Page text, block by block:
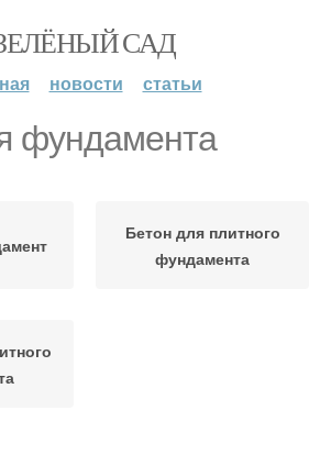
САД
новости статьи
фундамента
Бетон для плитного
фундамента